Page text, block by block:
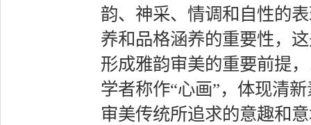
韵、神采、情调和自性的
养和品格涵养的重要性，
形成雅韵审美的重要前提
学者称作“心画”，体现清
审美传统所追求的意趣和